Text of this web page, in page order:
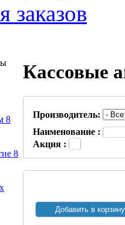
заказов
8
8
Кассовые
Производитель:
Наименование :
Акция :